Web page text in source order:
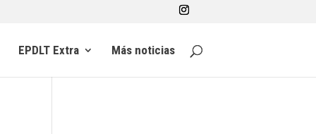
EPDLT Extra Más noticias